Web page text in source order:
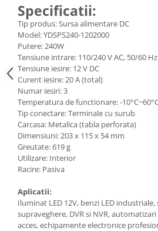
Specificatii:
Tip produs: Sursa alimentare DC
Model: YDSPS240-1202000
Putere: 240W
Tensiune intrare: 110/240 V AC, 50/60 Hz
Tensiune iesire: 12 V DC
Curent iesire: 20 A (total)
Numar iesiri: 3
Temperatura de functionare: -
Tip conectare: Terminale cu surub
Carcasa: Metalica (tabla perforata)
Dimensiuni: 203 x 115 x 54 mm
Greutate: 619 g
Utilizare: Interior
Racire: Pasiva
Aplicatii:
Iluminat LED 12V, benzi LED industriale,
supraveghere, DVR si NVR,
acces, echipamente electronice